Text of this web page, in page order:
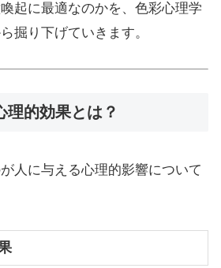
喚起に最適なのかを、色彩心理学
掘り下げていきます。
理的効果とは？
人に与える心理的影響について